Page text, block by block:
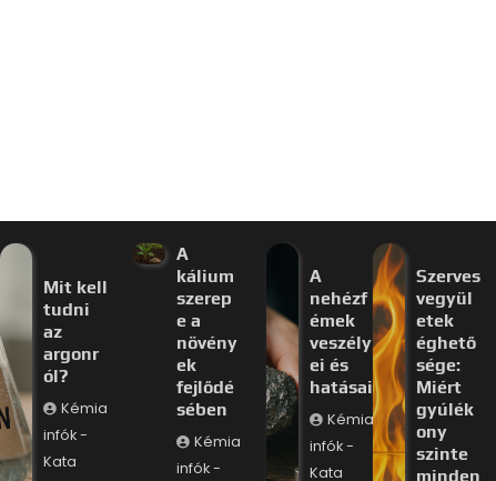
Mit kell
tudni
az
argonr
ól?
Kémia
infók -
Kata
A
kálium
szerep
e a
növény
ek
fejlődé
sében
Kémia
infók -
A
nehézf
émek
veszély
ei és
hatásai
Kémia
infók -
Kata
Szerves
vegyül
etek
éghető
sége:
Miért
gyúlék
ony
szinte
minden